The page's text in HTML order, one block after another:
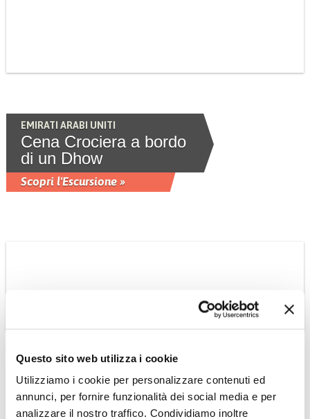
Questo sito web utilizza i cookie
Utilizziamo i cookie per personalizzare contenuti ed
annunci, per fornire funzionalità dei social media e per
analizzare il nostro traffico. Condividiamo inoltre
EMIRATI ARABI UNITI
Cena Crociera a bordo
di un Dhow
Scopri l'Escursione »
THAILANDIA
Cena Thai con danze